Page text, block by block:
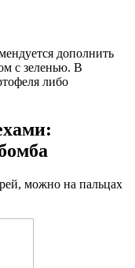
дополнить
с зеленью. В
либо
можно на пальцах